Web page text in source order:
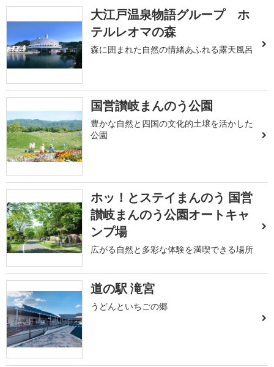
大江戸温泉物語グループ ホ
テルレオマの森
森に囲まれた自然の情緒あふれる露天風呂
国営讃岐まんのう公園
豊かな自然と四国の文化的土壌を活かした
公園
ホッ！とステイまんのう 国営
讃岐まんのう公園オートキャ
ンプ場
広がる自然と多彩な体験を満喫できる場所
道の駅 滝宮
うどんといちごの郷